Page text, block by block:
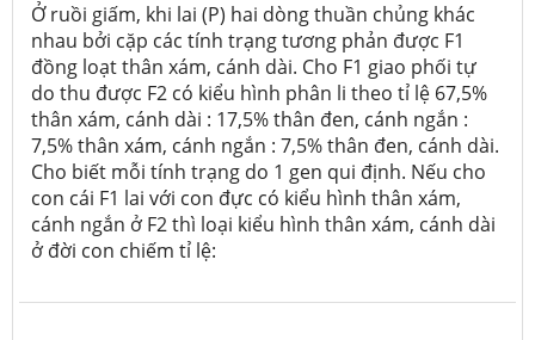
Ở ruồi giấm, khi lai (P) hai dòng thuần chủng khác
nhau bởi cặp các tính trạng tương phản được F1
đồng loạt thân xám, cánh dài. Cho F1 giao phối tự
do thu được F2 có kiểu hình phân li theo tỉ lệ 67,5%
thân xám, cánh dài : 17,5% thân đen, cánh ngắn :
7,5% thân xám, cánh ngắn : 7,5% thân đen, cánh dài.
Cho biết mỗi tính trạng do 1 gen qui định. Nếu cho
con cái F1 lai với con đực có kiểu hình thân xám,
cánh ngắn ở F2 thì loại kiểu hình thân xám, cánh dài
ở đời con chiếm tỉ lệ: